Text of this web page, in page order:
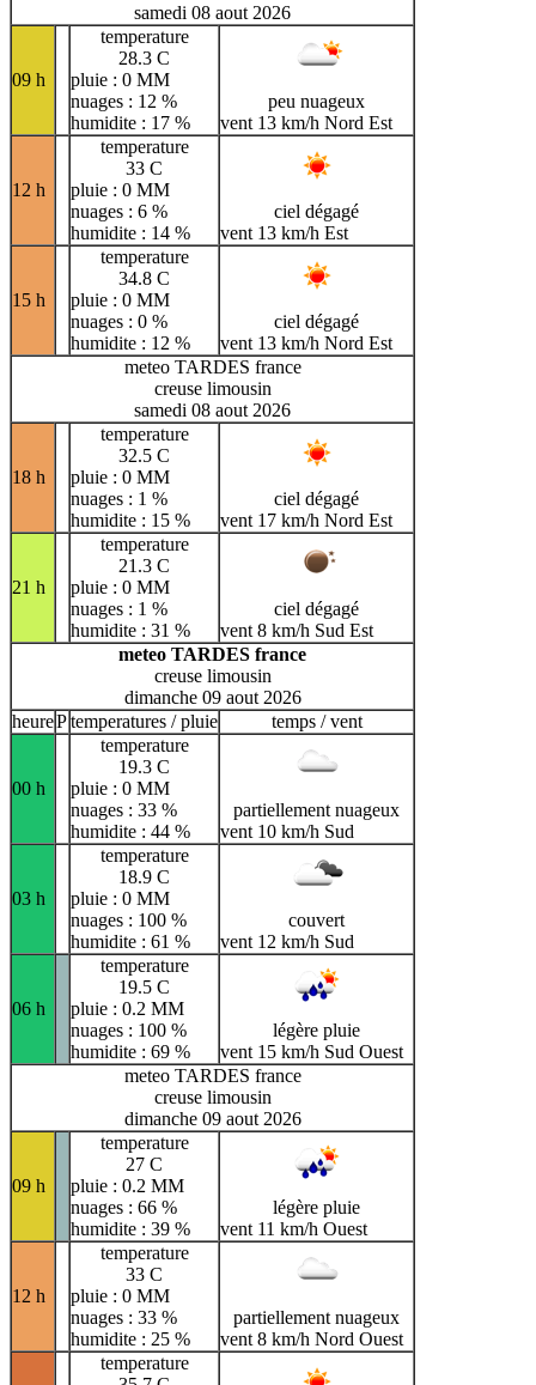
samedi 08 aout 2026
09 h
temperature
28.3 C
pluie : 0 MM
nuages : 12 %
humidite : 17 %
peu nuageux
vent 13 km/h Nord Est
12 h
temperature
33 C
pluie : 0 MM
nuages : 6 %
humidite : 14 %
ciel dégagé
vent 13 km/h Est
15 h
temperature
34.8 C
pluie : 0 MM
nuages : 0 %
humidite : 12 %
ciel dégagé
vent 13 km/h Nord Est
meteo TARDES france
creuse limousin
samedi 08 aout 2026
18 h
temperature
32.5 C
pluie : 0 MM
nuages : 1 %
humidite : 15 %
ciel dégagé
vent 17 km/h Nord Est
21 h
temperature
21.3 C
pluie : 0 MM
nuages : 1 %
humidite : 31 %
ciel dégagé
vent 8 km/h Sud Est
meteo TARDES france
creuse limousin
dimanche 09 aout 2026
heurePtemperatures / pluie temps / vent
00 h
temperature
19.3 C
pluie : 0 MM
nuages : 33 %
humidite : 44 %
partiellement nuageux
vent 10 km/h Sud
03 h
temperature
18.9 C
pluie : 0 MM
nuages : 100 %
humidite : 61 %
couvert
vent 12 km/h Sud
06 h
temperature
19.5 C
pluie : 0.2 MM
nuages : 100 %
humidite : 69 %
légère pluie
vent 15 km/h Sud Ouest
meteo TARDES france
creuse limousin
dimanche 09 aout 2026
09 h
temperature
27 C
pluie : 0.2 MM
nuages : 66 %
humidite : 39 %
légère pluie
vent 11 km/h Ouest
12 h
temperature
33 C
pluie : 0 MM
nuages : 33 %
humidite : 25 %
partiellement nuageux
vent 8 km/h Nord Ouest
temperature